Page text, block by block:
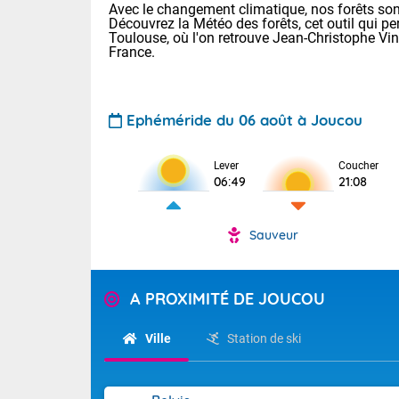
Pour la
Tendance
Avec le changement climatique, nos forêts
Découvrez la Météo des forêts, cet outil qui
Toulouse, où l'on retrouve Jean-Christophe
France.
Ephéméride du 06 août à Joucou
Lever
06:49
Coucher
21:08
Sauveur
A PROXIMITÉ DE JOUCOU
Ville Station de ski
Voici les
: 11/23 Paris
Clermont-
Lille : 15/24
Aujourd'hui
Risque
Sur le Sud-